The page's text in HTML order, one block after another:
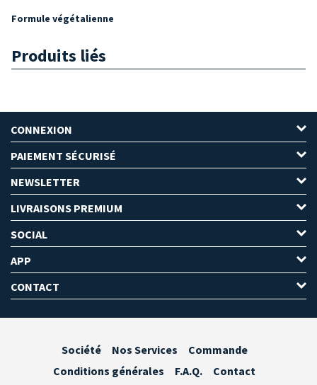
Formule végétalienne
Produits liés
CONNEXION
PAIEMENT SÉCURISÉ
NEWSLETTER
LIVRAISONS PREMIUM
SOCIAL
APP
CONTACT
Société Nos Services
Commande
Conditions générales
F.A.Q. Contact